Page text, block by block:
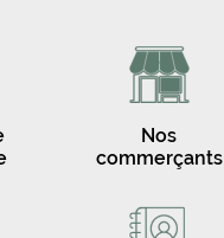
Nos
commerçants